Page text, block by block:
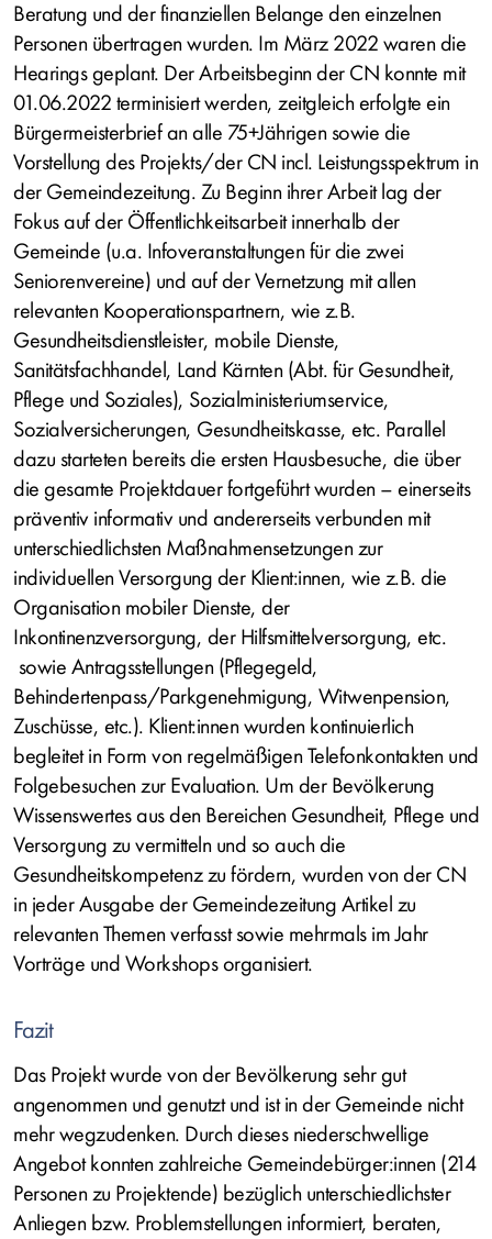
Beratung und der finanziellen Belange den einzelnen
Personen übertragen wurden. Im März 2022 waren die
Hearings geplant. Der Arbeitsbeginn der CN konnte mit
01.06.2022 terminisiert werden, zeitgleich erfolgte ein
Bürgermeisterbrief an alle 75+Jährigen sowie die
Vorstellung des Projekts/der CN incl. Leistungsspektrum in
der Gemeindezeitung. Zu Beginn ihrer Arbeit lag der
Fokus auf der Öffentlichkeitsarbeit innerhalb der
Gemeinde (u.a. Infoveranstaltungen für die zwei
Seniorenvereine) und auf der Vernetzung mit allen
relevanten Kooperationspartnern, wie z.B.
Gesundheitsdienstleister, mobile Dienste,
Sanitätsfachhandel, Land Kärnten (Abt. für Gesundheit,
Pflege und Soziales), Sozialministeriumservice,
Sozialversicherungen, Gesundheitskasse, etc. Parallel
dazu starteten bereits die ersten Hausbesuche, die über
die gesamte Projektdauer fortgeführt wurden – einerseits
präventiv informativ und andererseits verbunden mit
unterschiedlichsten Maßnahmensetzungen zur
individuellen Versorgung der Klient:innen, wie z.B. die
Organisation mobiler Dienste, der
Inkontinenzversorgung, der Hilfsmittelversorgung, etc.
sowie Antragsstellungen (Pflegegeld,
Behindertenpass/Parkgenehmigung, Witwenpension,
Zuschüsse, etc.). Klient:innen wurden kontinuierlich
begleitet in Form von regelmäßigen Telefonkontakten und
Folgebesuchen zur Evaluation. Um der Bevölkerung
Wissenswertes aus den Bereichen Gesundheit, Pflege und
Versorgung zu vermitteln und so auch die
Gesundheitskompetenz zu fördern, wurden von der CN
in jeder Ausgabe der Gemeindezeitung Artikel zu
relevanten Themen verfasst sowie mehrmals im Jahr
Vorträge und Workshops organisiert.
Fazit
Das Projekt wurde von der Bevölkerung sehr gut
angenommen und genutzt und ist in der Gemeinde nicht
mehr wegzudenken. Durch dieses niederschwellige
Angebot konnten zahlreiche Gemeindebürger:innen (214
Personen zu Projektende) bezüglich unterschiedlichster
Anliegen bzw. Problemstellungen informiert, beraten,